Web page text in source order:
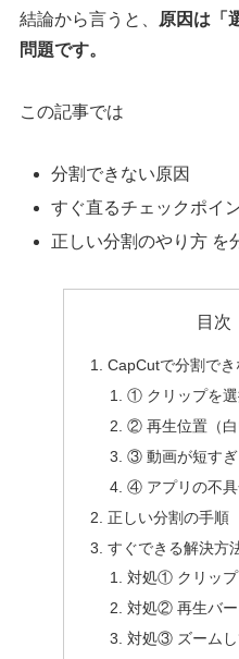
結論から言うと、
原因は「
問題です。
この記事では
分割できない原因
すぐ直るチェックポイ
正しい分割のやり方 を
目次
CapCutで分割で
① クリップを
② 再生位置（白
③ 動画が短すぎ
④ アプリの不具
正しい分割の手順
すぐできる解決方
対処① クリップ
対処② 再生バー
対処③ ズームし